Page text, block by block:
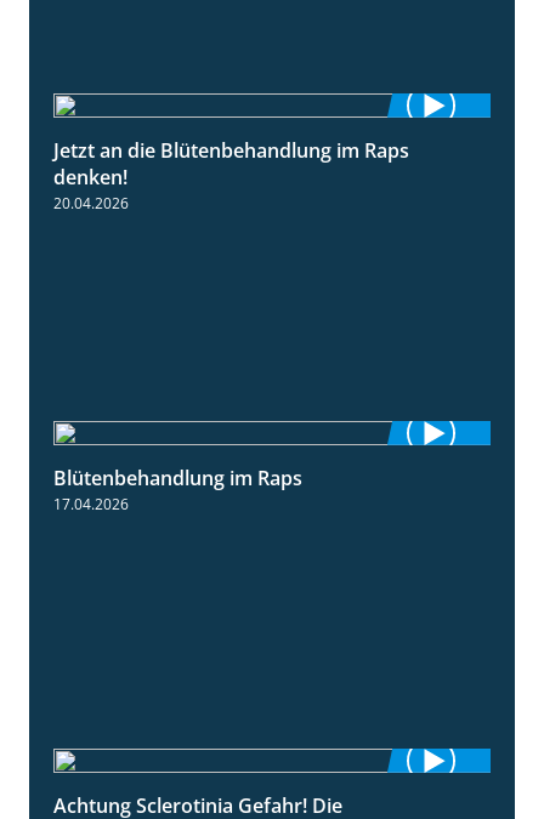
Jetzt an die Blütenbehandlung im Raps
denken!
20.04.2026
Blütenbehandlung im Raps
17.04.2026
Achtung Sclerotinia Gefahr! Die